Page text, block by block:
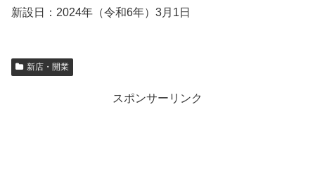
新設日：2024年（令和6年）3月1日
新店・開業
スポンサーリンク